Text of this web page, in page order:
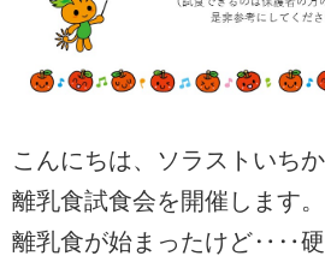
こんにちは、ソラストいち
離乳食試食会を開催します。
離乳食が始まったけど‥‥硬